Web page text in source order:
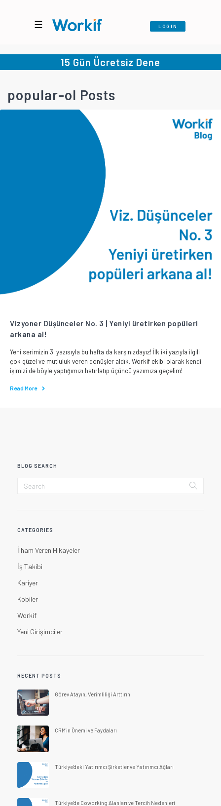
☰ LOGIN
15 Gün Ücretsiz Dene
popular-ol Posts
Vizyoner Düşünceler No. 3 | Yeniyi üretirken popüleri
arkana al!
Yeni serimizin 3. yazısıyla bu hafta da karşınızdayız! İlk iki yazıyla ilgili
çok güzel ve mutluluk veren dönüşler aldık. Workif ekibi olarak kendi
işimizi de böyle yaptığımızı hatırlatıp üçüncü yazımıza geçelim!
Read More
BLOG SEARCH
CATEGORIES
İlham Veren Hikayeler
İş Takibi
Kariyer
Kobiler
Workif
Yeni Girişimciler
RECENT POSTS
Görev Atayın, Verimliliği Arttırın
CRM'in Önemi ve Faydaları
Türkiye'deki Yatırımcı Şirketler ve Yatırımcı Ağları
Türkiye'de Coworking Alanları ve Tercih Nedenleri